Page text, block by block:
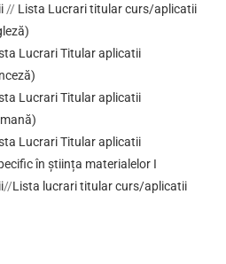
// Lista Lucrari titular curs/aplicatii
Lucrari Titular aplicatii
Lucrari Titular aplicatii
Lucrari Titular aplicatii
în știința materialelor I
//Lista lucrari titular curs/aplicatii